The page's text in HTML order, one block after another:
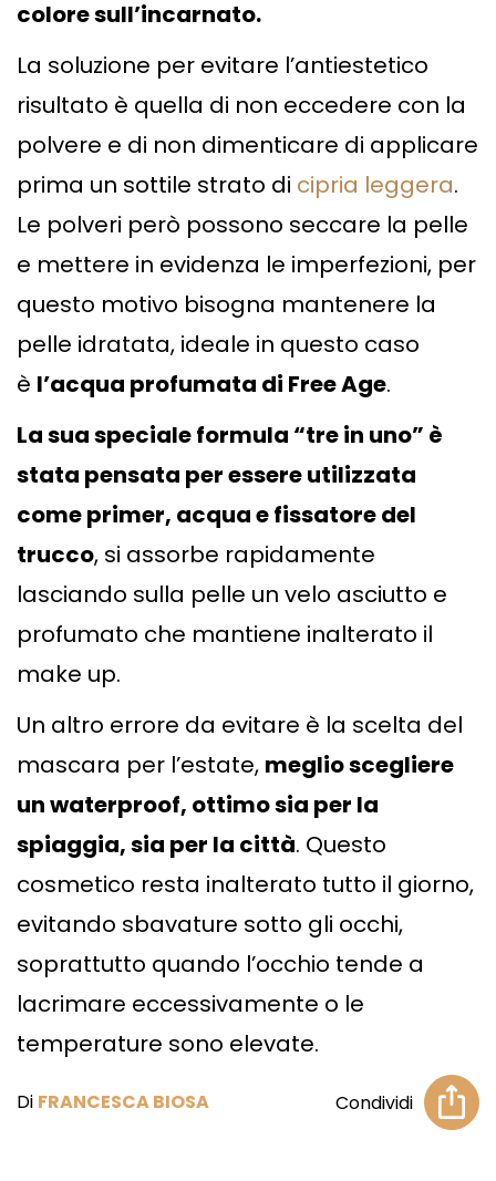
colore sull’incarnato.
La soluzione per evitare l’antiestetico
risultato è quella di non eccedere con la
polvere e di non dimenticare di applicare
prima un sottile strato di cipria leggera.
Le polveri però possono seccare la pelle
e mettere in evidenza le imperfezioni, per
questo motivo bisogna mantenere la
pelle idratata, ideale in questo caso
è l’acqua profumata di Free Age.
La sua speciale formula “tre in uno” è
stata pensata per essere utilizzata
come primer, acqua e fissatore del
trucco, si assorbe rapidamente
lasciando sulla pelle un velo asciutto e
profumato che mantiene inalterato il
make up.
Un altro errore da evitare è la scelta del
mascara per l’estate, meglio scegliere
un waterproof, ottimo sia per la
spiaggia, sia per la città. Questo
cosmetico resta inalterato tutto il giorno,
evitando sbavature sotto gli occhi,
soprattutto quando l’occhio tende a
lacrimare eccessivamente o le
temperature sono elevate.
Di FRANCESCA BIOSA Condividi